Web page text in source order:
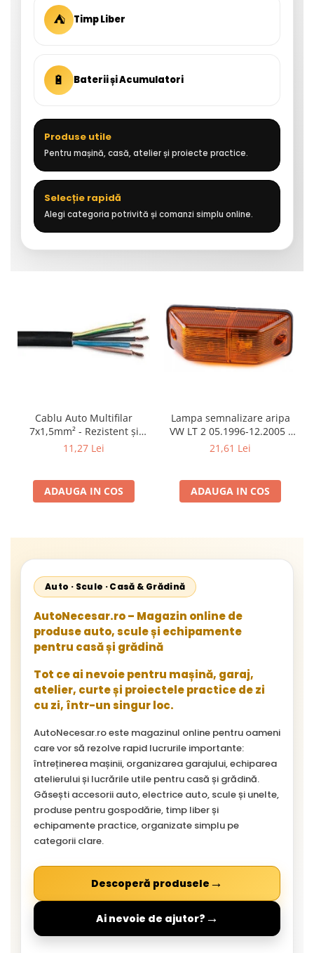
⛺ Timp Liber
🔋 Baterii și Acumulatori
Produse utile
Pentru mașină, casă, atelier și proiecte practice.
Selecție rapidă
Alegi categoria potrivită și comanzi simplu online.
Cablu Auto Multifilar
7x1,5mm² - Rezistent și
Flexibil pentru Remorci 12V-
11,27 Lei
ADAUGA IN COS
Lampa semnalizare aripa
VW LT 2 05.1996-12.2005 ;
Mercedes Sprinter 1995-
Neoplan Euroliner,
Starliner,Centroliner,
21,61 Lei
ADAUGA IN COS
Auto · Scule · Casă & Grădină
AutoNecesar.ro – Magazin online de
produse auto, scule și echipamente
pentru casă și grădină
Tot ce ai nevoie pentru mașină, garaj,
atelier, curte și proiectele practice de zi
cu zi, într-un singur loc.
AutoNecesar.ro este magazinul online pentru oameni
care vor să rezolve rapid lucrurile importante:
întreținerea mașinii, organizarea garajului, echiparea
atelierului și lucrările utile pentru casă și grădină.
Găsești accesorii auto, electrice auto, scule și unelte,
produse pentru gospodărie, timp liber și
echipamente practice, organizate simplu pe
categorii clare.
Descoperă produsele →
Ai nevoie de ajutor? →